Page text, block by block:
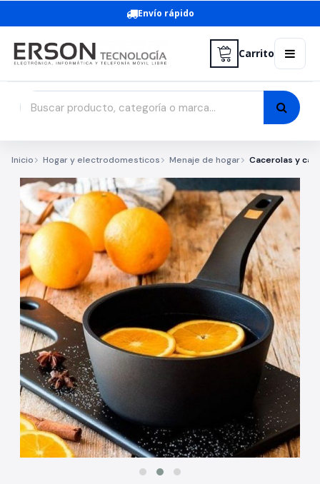
Envío rápido
Carrito
Inicio Hogar y electrodomesticos Menaje de hogar Cacerolas y